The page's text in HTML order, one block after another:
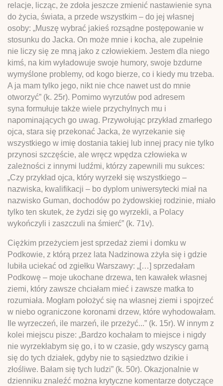
relacje, licząc, że zdoła jeszcze zmienić nastawienie syna
do życia, świata, a przede wszystkim – do jej własnej
osoby: „Muszę wybrać jakieś rozsądne postępowanie w
stosunku do Jacka. On może mnie i kocha, ale zupełnie
nie liczy się ze mną jako z człowiekiem. Jestem dla niego
kimś, na kim wyładowuje swoje humory, swoje bzdurne
wymyślone problemy, od kogo bierze, co i kiedy mu trzeba.
A ja mam tylko jego, nikt nie chce nawet ust do mnie
otworzyć” (k. 25r). Pomimo wyrzutów pod adresem
syna formułuje także wiele przychylnych mu i
napominających go uwag. Przywołując przykład zmarłego
ojca, stara się przekonać Jacka, że wyrzekanie się
wszystkiego w imię dostania takiej lub innej pracy nie tylko
przynosi szczęście, ale wręcz wpędza człowieka w
zależności z innymi ludźmi, którzy zapewnili mu sukces:
„Czy przykład ojca, który wyrzekł się wszystkiego –
nazwiska, kwalifikacji – bo dyplom uniwersytecki miał na
nazwisko Guman, dochodów po żydowskiej rodzinie, miało
tylko ten skutek, że żydzi się go wyrzekli, a Polacy
wykończyli i zaszczuli na śmierć” (k. 71v).
Ciężkim przeżyciem jest sprzedaż ziemi i domku w
Podkowie, z którą przez lata Nadzinowa zżyła się i gdzie
lubiła uciekać od zgiełku Warszawy: „[…] sprzedałam
Podkowę – moje ukochane drzewa, ten kawałek własnej
ziemi, który zawsze chciałam mieć i zawsze matka to
rozumiała. Mogłam położyć się na własnej ziemi i spojrzeć
w niebo ograniczone koronami drzew, które wyhodowałam.
Ile wyrzeczeń, ile marzeń, ile przeżyć...” (k. 15r). W innym z
kolei miejscu pisze: „Bardzo kochałam to miejsce i nigdy
nie wyrzekłabym się go, i to w czasie, gdy wszyscy garną
się do tych działek, gdyby nie to sąsiedztwo dzikie i
złośliwe. Bałam się tych ludzi” (k. 50r). Okazjonalnie w
dzienniku znaleźć można krytyczne komentarze dotyczące